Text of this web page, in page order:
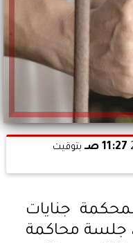
11:27 صـ
بتوقيت
الدائرة 23 بمحكمة جنايات
جلسة محاكمة